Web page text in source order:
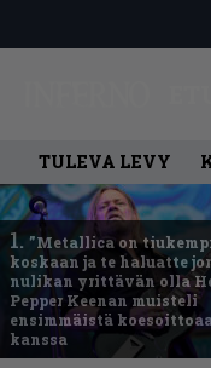
TULEVA LEVY
1. ”Metallica on
koskaan ja te haluatte
nulikan yrittävän olla
Pepper Keenan muisteli
ensimmäistä
kanssa